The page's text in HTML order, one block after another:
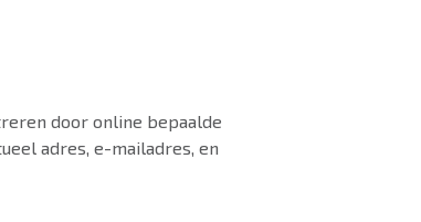
door online bepaalde
adres, e-mailadres, en